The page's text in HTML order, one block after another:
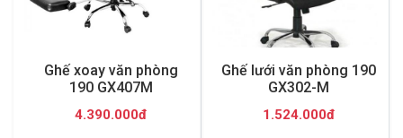
Ghế xoay văn phòng
190 GX407M
4.390.000đ
Ghế lưới văn phòng 190
GX302-M
1.524.000đ